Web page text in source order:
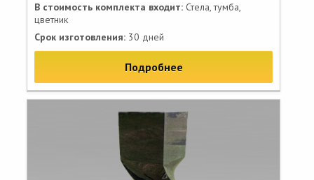
В стоимость комплекта входит: Стела, тумба,
цветник
Срок изготовления: 30 дней
Подробнее